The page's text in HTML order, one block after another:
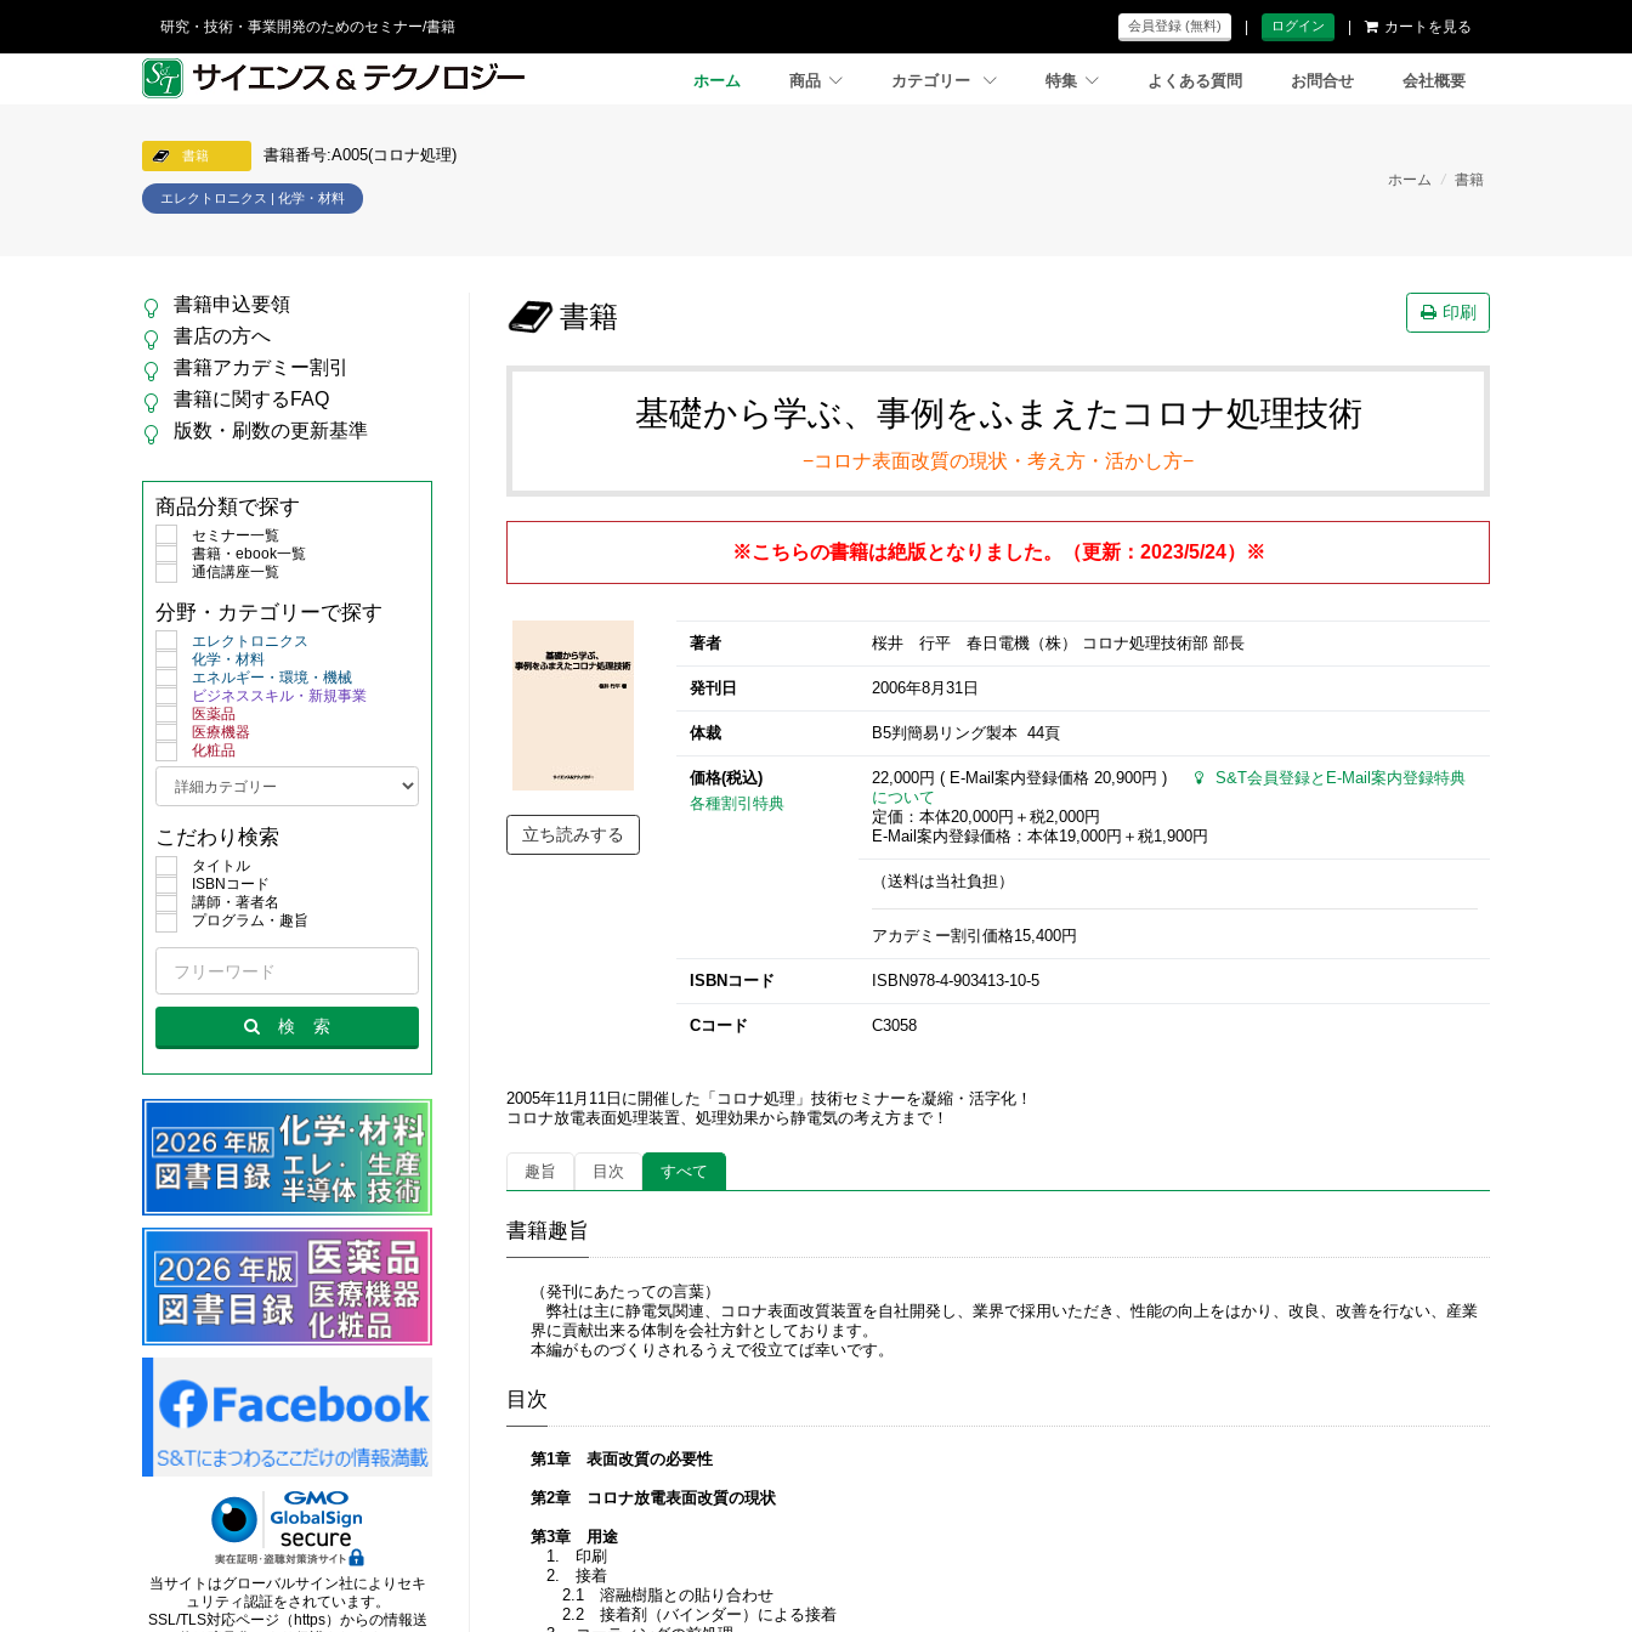
研究・技術・事業開発のためのセミナー/書籍 会員登録 (無料) | ログイン | カートを見る
ホーム 商品 カテゴリー 特集 よくある質問 お問合せ 会社概要
書籍 書籍番号:A005(コロナ処理)
エレクトロニクス | 化学・材料
ホーム / 書籍
書籍 印刷
基礎から学ぶ、事例をふまえたコロナ処理技術
−コロナ表面改質の現状・考え方・活かし方−
※こちらの書籍は絶版となりました。（更新：2023/5/24）※
立ち読みする
著者 桜井 行平 春日電機（株） コロナ処理技術部 部長
発刊日 2006年8月31日
体裁 B5判簡易リング製本 44頁
価格(税込)
各種割引特典
22,000円 ( E-Mail案内登録価格 20,900円 )
S&T会員登録とE-Mail案内登録特典
について
定価：本体20,000円＋税2,000円
E-Mail案内登録価格：本体19,000円＋税1,900円
（送料は当社負担）
アカデミー割引価格15,400円
ISBNコード ISBN978-4-903413-10-5
Cコード C3058
2005年11月11日に開催した「コロナ処理」技術セミナーを凝縮・活字化！
コロナ放電表面処理装置、処理効果から静電気の考え方まで！
趣旨 目次 すべて
書籍趣旨
（発刊にあたっての言葉）
弊社は主に静電気関連、コロナ表面改質装置を自社開発し、業界で採用いただき、性能の向上をはかり、改良、改善を行ない、産業
界に貢献出来る体制を会社方針としております。
本編がものづくりされるうえで役立てば幸いです。
目次
第1章 表面改質の必要性
第2章 コロナ放電表面改質の現状
第3章 用途
1. 印刷
2. 接着
2.1 溶融樹脂との貼り合わせ
2.2 接着剤（バインダー）による接着
書籍申込要領
書店の方へ
書籍アカデミー割引
書籍に関するFAQ
版数・刷数の更新基準
商品分類で探す
セミナー一覧
書籍・ebook一覧
通信講座一覧
分野・カテゴリーで探す
エレクトロニクス
化学・材料
エネルギー・環境・機械
ビジネススキル・新規事業
医薬品
医療機器
化粧品
こだわり検索
タイトル
ISBNコード
講師・著者名
プログラム・趣旨
検 索
当サイトはグローバルサイン社によりセキ
ュリティ認証をされています。
SSL/TLS対応ページ（https）からの情報送